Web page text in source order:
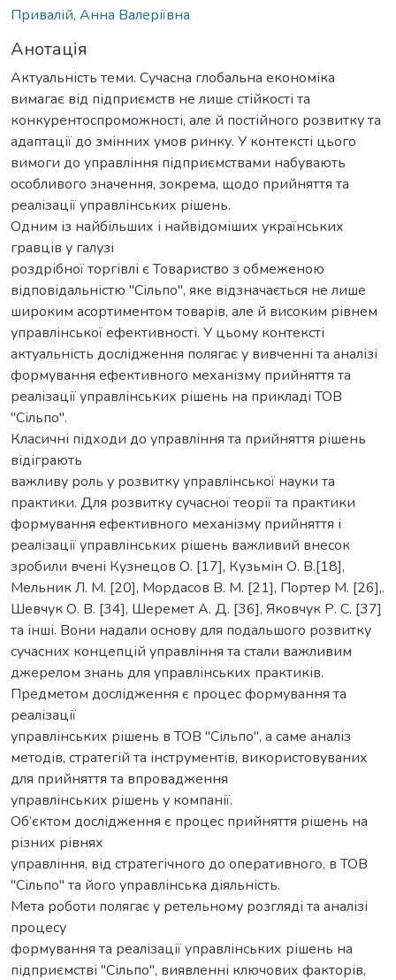
Привалій, Анна Валеріївна
Анотація
Актуальність теми. Сучасна глобальна економіка
вимагає від підприємств не лише стійкості та
конкурентоспроможності, але й постійного розвитку та
адаптації до змінних умов ринку. У контексті цього
вимоги до управління підприємствами набувають
особливого значення, зокрема, щодо прийняття та
реалізації управлінських рішень.
Одним із найбільших і найвідоміших українських
гравців у галузі
роздрібної торгівлі є Товариство з обмеженою
відповідальністю "Сільпо", яке відзначається не лише
широким асортиментом товарів, але й високим рівнем
управлінської ефективності. У цьому контексті
актуальність дослідження полягає у вивченні та аналізі
формування ефективного механізму прийняття та
реалізації управлінських рішень на прикладі ТОВ
"Сільпо".
Класичні підходи до управління та прийняття рішень
відіграють
важливу роль у розвитку управлінської науки та
практики. Для розвитку сучасної теорії та практики
формування ефективного механізму прийняття і
реалізації управлінських рішень важливий внесок
зробили вчені Кузнецов О. [17], Кузьмін О. В.[18],
Мельник Л. М. [20], Мордасов В. М. [21], Портер М. [26],.
Шевчук О. В. [34], Шеремет А. Д. [36], Яковчук Р. С. [37]
та інші. Вони надали основу для подальшого розвитку
сучасних концепцій управління та стали важливим
джерелом знань для управлінських практиків.
Предметом дослідження є процес формування та
реалізації
управлінських рішень в ТОВ "Сільпо", а саме аналіз
методів, стратегій та інструментів, використовуваних
для прийняття та впровадження
управлінських рішень у компанії.
Об’єктом дослідження є процес прийняття рішень на
різних рівнях
управління, від стратегічного до оперативного, в ТОВ
"Сільпо" та його управлінська діяльність.
Мета роботи полягає у ретельному розгляді та аналізі
процесу
формування та реалізації управлінських рішень на
підприємстві "Сільпо", виявленні ключових факторів,